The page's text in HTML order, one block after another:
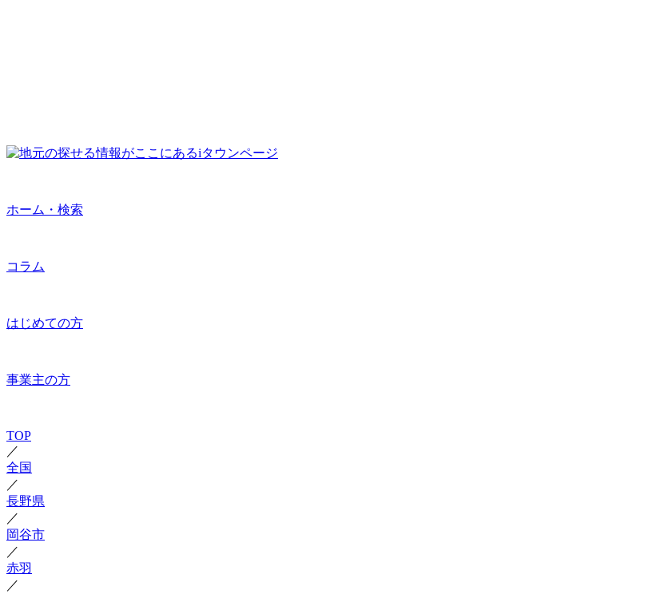
ホーム・検索
コラム
はじめての方
事業主の方
TOP
／
全国
／
長野県
／
岡谷市
／
赤羽
／